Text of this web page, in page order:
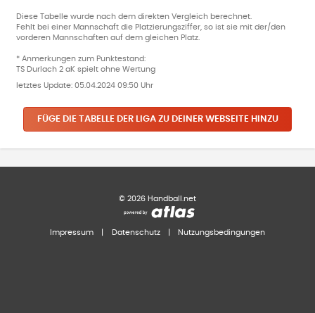
Diese Tabelle wurde nach dem direkten Vergleich berechnet.
Fehlt bei einer Mannschaft die Platzierungsziffer, so ist sie mit der/den
vorderen Mannschaften auf dem gleichen Platz.
* Anmerkungen zum Punktestand:
TS Durlach 2 aK spielt ohne Wertung
letztes Update: 05.04.2024 09:50 Uhr
FÜGE DIE TABELLE DER LIGA ZU DEINER WEBSEITE HINZU
© 2026 Handball.net
Impressum Datenschutz Nutzungsbedingungen